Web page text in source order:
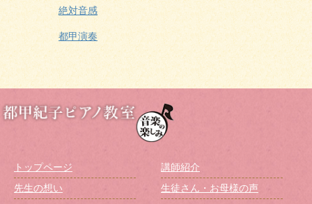
絶対音感
都甲演奏
トップページ
先生の想い
講師紹介
生徒さん・お母様の声